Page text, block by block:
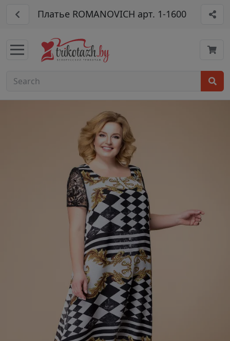
Платье ROMANOVICH арт. 1-1600